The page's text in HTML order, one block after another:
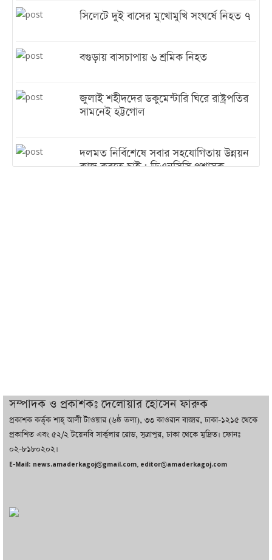
সিলেটে দুই বাসের মুখোমুখি সংঘর্ষে নিহত ৭
বগুড়ায় বাসচাপায় ৬ শ্রমিক নিহত
জুলাই শহীদদের ডকুমেন্টারি ঘিরে রাষ্ট্রপতির
সামনেই হট্টগোল
দলমত নির্বিশেষে সবার সহযোগিতায় উন্নয়ন
কাজ করতে চাই : ডিএনসিসি প্রশাসক
বাজারে কাঁচা মরিচে ‘আগুন’, ‘এত দাম তো
আগে দেখিনি’
সম্পাদক ও প্রকাশকঃ দেলোয়ার হোসেন ফারুক
প্রকাশক কর্তৃক শাহ্ আলী টাওয়ার (৬ষ্ঠ তলা), ৩৩ কাওরান বাজার, ঢাকা-১২১৫ থেকে
প্রকাশিত এবং ৫২/২ টয়েনবি সার্কুলার রোড, সুত্রাপুর, ঢাকা থেকে মুদ্রিত। ফোনঃ
০২-৮১৮০২০২।
E-Mail: news.amaderkagoj@gmail.com, editor@amaderkagoj.com